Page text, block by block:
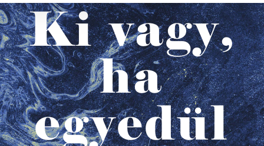
Ki vagy,
ha
egyedül